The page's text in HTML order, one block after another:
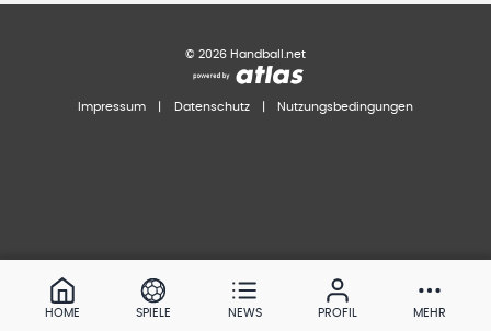
© 2026 Handball.net
Impressum Datenschutz Nutzungsbedingungen
HOME SPIELE NEWS PROFIL MEHR